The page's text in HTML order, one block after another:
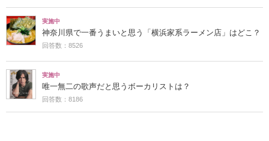
実施中
神奈川県で一番うまいと思う「横浜家系ラーメン店」はどこ？
回答数：8526
実施中
唯一無二の歌声だと思うボーカリストは？
回答数：8186